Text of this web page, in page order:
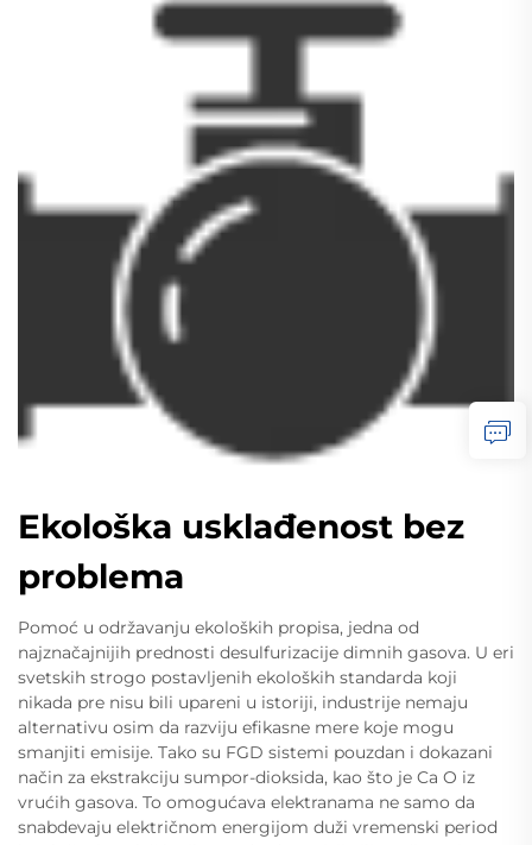
Ekološka usklađenost bez
problema
Pomoć u održavanju ekoloških propisa, jedna od
najznačajnijih prednosti desulfurizacije dimnih gasova. U eri
svetskih strogo postavljenih ekoloških standarda koji
nikada pre nisu bili upareni u istoriji, industrije nemaju
alternativu osim da razviju efikasne mere koje mogu
smanjiti emisije. Tako su FGD sistemi pouzdan i dokazani
način za ekstrakciju sumpor-dioksida, kao što je Ca O iz
vrućih gasova. To omogućava elektranama ne samo da
snabdevaju električnom energijom duži vremenski period